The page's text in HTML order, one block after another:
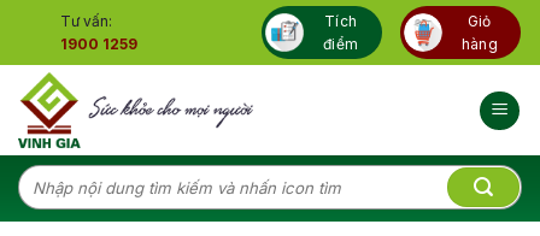
content
Tư vấn:
1900 1259
Tích
điểm
Giỏ
hàng
Tìm
kiếm: